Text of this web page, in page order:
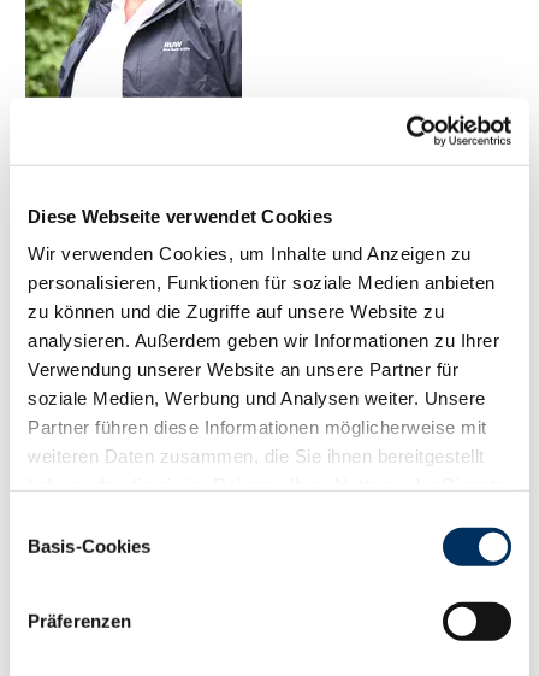
Diese Webseite verwendet Cookies
Wir verwenden Cookies, um Inhalte und Anzeigen zu
personalisieren, Funktionen für soziale Medien anbieten
zu können und die Zugriffe auf unsere Website zu
analysieren. Außerdem geben wir Informationen zu Ihrer
Verwendung unserer Website an unsere Partner für
soziale Medien, Werbung und Analysen weiter. Unsere
Partner führen diese Informationen möglicherweise mit
weiteren Daten zusammen, die Sie ihnen bereitgestellt
Cookies, wenn Sie unsere Webseite weiterhin nutzen.
Basis-Cookies
Präferenzen
M + 49 172 6343437
ANNA WASMUTH